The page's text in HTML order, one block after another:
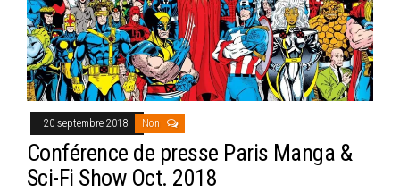
20 septembre 2018 Non
Conférence de presse Paris Manga &
Sci-Fi Show Oct. 2018